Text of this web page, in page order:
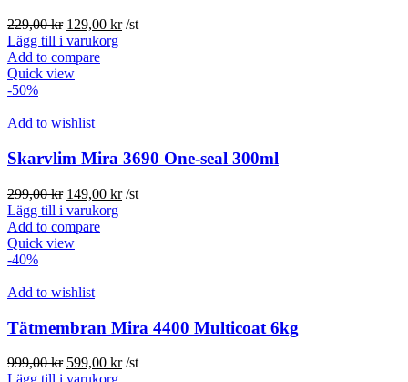
229,00kr Det
ursprungliga
priset
var:
129,00 krDet
/st
Lägg till i varukorg
Add to compare
Quick view
-50%
Add to wishlist
Skarvlim Mira 3690 One-seal 300ml
299,00kr Det
ursprungliga
priset
var:
149,00 krDet
/st
Lägg till i varukorg
Add to compare
Quick view
-40%
Add to wishlist
Tätmembran Mira 4400 Multicoat 6kg
999,00kr Det
ursprungliga
599,00 krDet
/st